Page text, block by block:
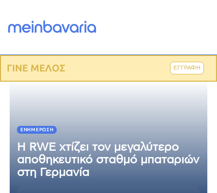
ΓΙΝΕ ΜΕΛΟΣ ΕΓΓΡΑΦΗ
ΕΝΗΜΈΡΩΣΗ
Η RWE χτίζει τον μεγαλύτερο
αποθηκευτικό σταθμό μπαταριών
στη Γερμανία